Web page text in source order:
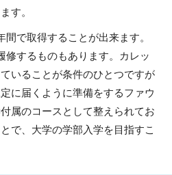
す。
で取得することが出来ます。
修するものもあります。カレッ
いることが条件のひとつですが
に届くように準備をするファウ
属のコースとして整えられてお
で、大学の学部入学を目指すこ